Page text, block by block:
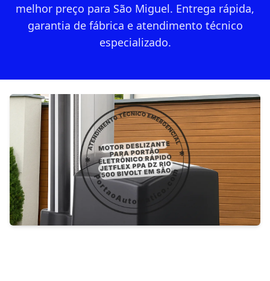
melhor preço para São Miguel. Entrega rápida,
garantia de fábrica e atendimento técnico
especializado.